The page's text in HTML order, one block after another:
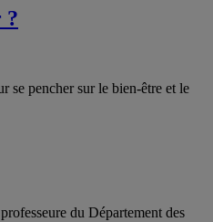
?
se pencher sur le bien-être et le
du Département des